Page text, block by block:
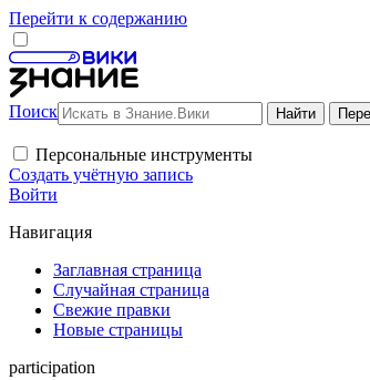
Перейти к содержанию
Поиск
Персональные инструменты
Создать учётную запись
Войти
Навигация
Заглавная страница
Случайная страница
Свежие правки
Новые страницы
participation